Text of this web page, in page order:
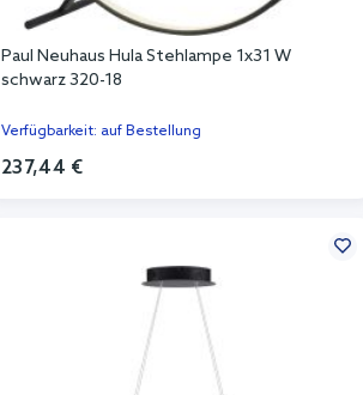
Paul Neuhaus Hula Stehlampe 1x31 W
schwarz 320-18
Verfügbarkeit: auf Bestellung
237,44 €